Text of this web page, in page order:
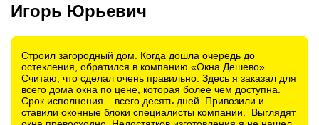
Игорь Юрьевич
Строил загородный дом. Когда дошла очередь до
остекления, обратился в компанию «Окна Дешево».
Считаю, что сделал очень правильно. Здесь я заказал для
всего дома окна по цене, которая более чем доступна.
Срок исполнения – всего десять дней. Привозили и
ставили оконные блоки специалисты компании. Выглядят